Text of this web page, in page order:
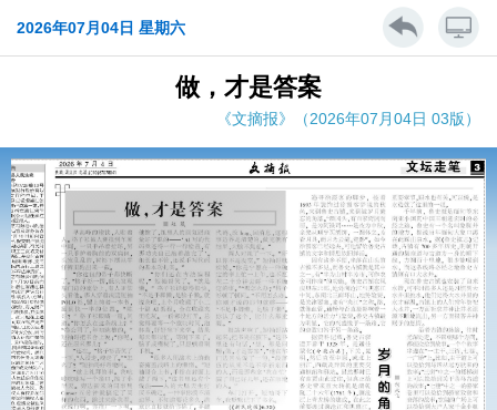
2026年07月04日 星期六
做，才是答案
《文摘报》（2026年07月04日 03版）